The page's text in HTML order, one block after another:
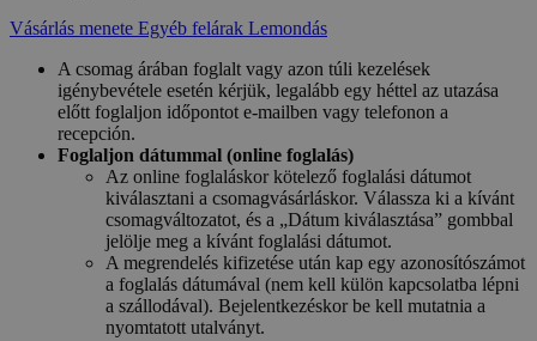
Vásárlás menete Egyéb felárak Lemondás
A csomag árában foglalt vagy azon túli kezelések
igénybevétele esetén kérjük, legalább egy héttel az utazása
előtt foglaljon időpontot e-mailben vagy telefonon a
recepción.
Foglaljon dátummal (online foglalás)
Az online foglaláskor kötelező foglalási dátumot
kiválasztani a csomagvásárláskor. Válassza ki a kívánt
csomagváltozatot, és a „Dátum kiválasztása” gombbal
jelölje meg a kívánt foglalási dátumot.
A megrendelés kifizetése után kap egy azonosítószámot
a foglalás dátumával (nem kell külön kapcsolatba lépni
a szállodával). Bejelentkezéskor be kell mutatnia a
nyomtatott utalványt.